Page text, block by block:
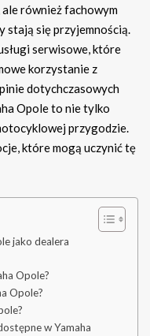
również fachowym
stają się przyjemnością.
serwisowe, które
korzystanie z
dotychczasowych
Opole to nie tylko
przygodzie.
które mogą uczynić tę
jako dealera
Opole?
Opole?
w Yamaha